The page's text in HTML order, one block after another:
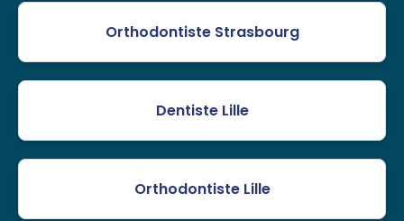
Orthodontiste Strasbourg
Dentiste Lille
Orthodontiste Lille